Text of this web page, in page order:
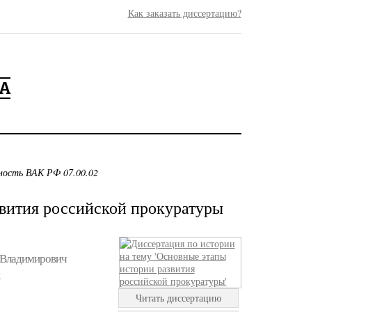
Как заказать диссертацию?
ВАК РФ 07.00.02
российской прокуратуры
Читать диссертацию